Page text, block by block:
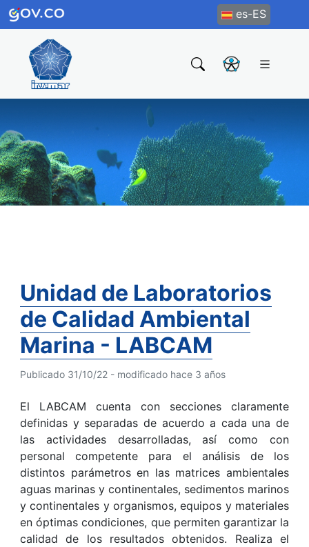
es-ES
Unidad de Laboratorios
de Calidad Ambiental
Marina - LABCAM
Publicado 31/10/22 - modificado hace 3 años
El LABCAM cuenta con secciones claramente
definidas y separadas de acuerdo a cada una de
las actividades desarrolladas, así como con
personal competente para el análisis de los
distintos parámetros en las matrices ambientales
aguas marinas y continentales, sedimentos marinos
y continentales y organismos, equipos y materiales
en óptimas condiciones, que permiten garantizar la
calidad de los resultados obtenidos. Realiza el